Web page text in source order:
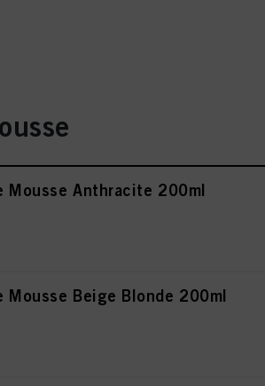
Mousse Anthracite 200ml
Mousse Beige Blonde 200ml